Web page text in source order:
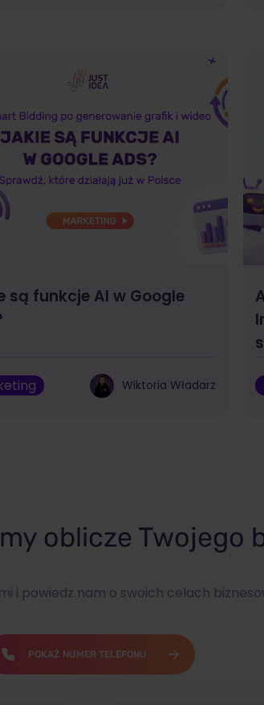
są funkcje AI w Google
Wiktoria Władarz
oblicze Twojego
i powiedz nam o swoich celach
POKAŻ NUMER TELEFONU